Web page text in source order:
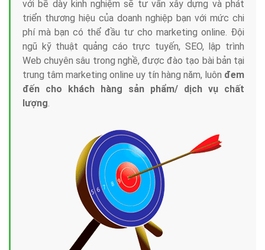
với bề dày kinh nghiệm sẽ tư vấn xây dựng và phát
triển thương hiệu của doanh nghiệp bạn với mức chi
phí mà bạn có thể đầu tư cho marketing online. Đội
ngũ kỹ thuật quảng cáo trực tuyến, SEO, lập trình
Web chuyên sâu trong nghề, được đào tạo bài bản tại
trung tâm marketing online uy tín hàng năm, luôn đem
đến cho khách hàng sản phẩm/ dịch vụ chất
lượng.